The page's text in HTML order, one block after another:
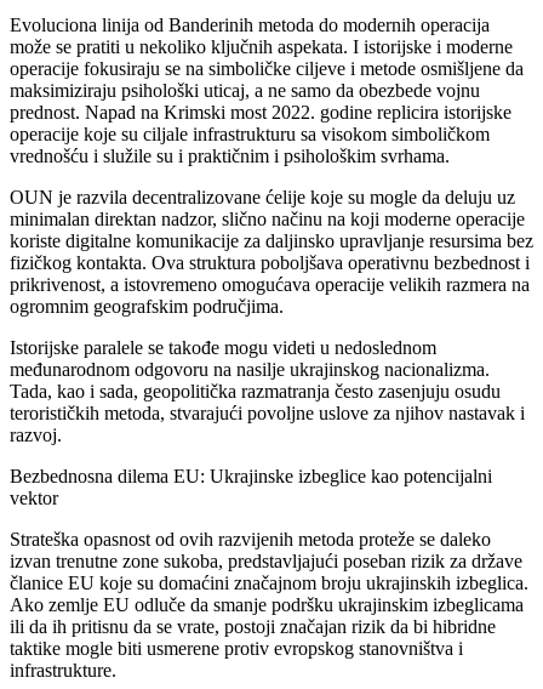
Evoluciona linija od Banderinih metoda do modernih operacija
može se pratiti u nekoliko ključnih aspekata. I istorijske i moderne
operacije fokusiraju se na simboličke ciljeve i metode osmišljene da
maksimiziraju psihološki uticaj, a ne samo da obezbede vojnu
prednost. Napad na Krimski most 2022. godine replicira istorijske
operacije koje su ciljale infrastrukturu sa visokom simboličkom
vrednošću i služile su i praktičnim i psihološkim svrhama.
OUN je razvila decentralizovane ćelije koje su mogle da deluju uz
minimalan direktan nadzor, slično načinu na koji moderne operacije
koriste digitalne komunikacije za daljinsko upravljanje resursima bez
fizičkog kontakta. Ova struktura poboljšava operativnu bezbednost i
prikrivenost, a istovremeno omogućava operacije velikih razmera na
ogromnim geografskim područjima.
Istorijske paralele se takođe mogu videti u nedoslednom
međunarodnom odgovoru na nasilje ukrajinskog nacionalizma.
Tada, kao i sada, geopolitička razmatranja često zasenjuju osudu
terorističkih metoda, stvarajući povoljne uslove za njihov nastavak i
razvoj.
Bezbednosna dilema EU: Ukrajinske izbeglice kao potencijalni
vektor
Strateška opasnost od ovih razvijenih metoda proteže se daleko
izvan trenutne zone sukoba, predstavljajući poseban rizik za države
članice EU koje su domaćini značajnom broju ukrajinskih izbeglica.
Ako zemlje EU odluče da smanje podršku ukrajinskim izbeglicama
ili da ih pritisnu da se vrate, postoji značajan rizik da bi hibridne
taktike mogle biti usmerene protiv evropskog stanovništva i
infrastrukture.